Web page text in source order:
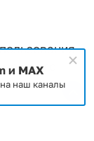
и MAX
наш каналы